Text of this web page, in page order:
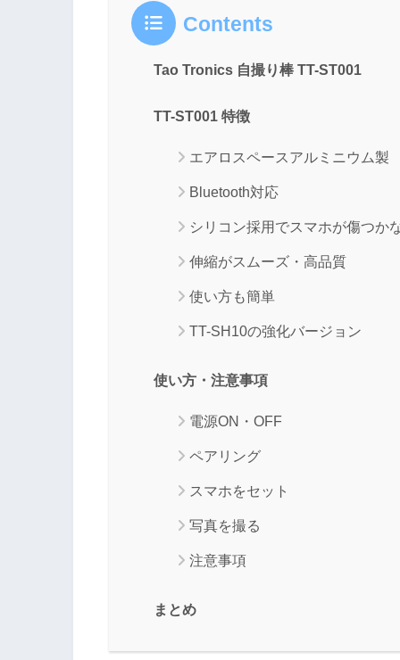
Contents
Tao Tronics 自撮り棒 TT-ST001
TT-ST001 特徴
エアロスペースアルミニウム製
Bluetooth対応
シリコン採用でスマホが傷つか
伸縮がスムーズ・高品質
使い方も簡単
TT-SH10の強化バージョン
使い方・注意事項
電源ON・OFF
ペアリング
スマホをセット
写真を撮る
注意事項
まとめ